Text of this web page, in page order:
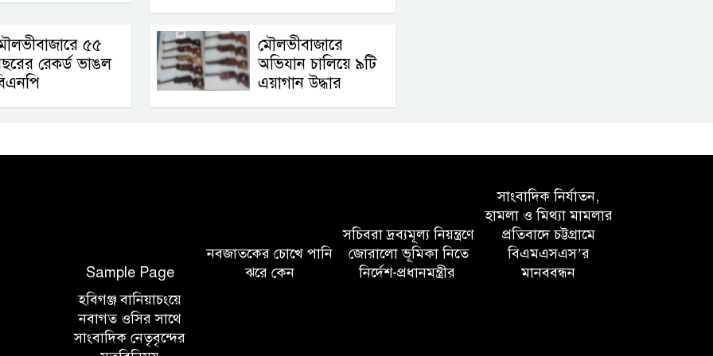
৫৫
রেকর্ড ভাঙল
মৌলভীবাজারে
অভিযান চালিয়ে ৯টি
এয়াগান উদ্ধার
Sample Page
নবজাতকের চোখে পানি
ঝরে কেন
সচিবরা দ্রব্যমূল্য নিয়ন্ত্রণে
জোরালো ভূমিকা নিতে
নির্দেশ-প্রধানমন্ত্রীর
সাংবাদিক নির্যাতন,
হামলা ও মিথ্যা মামলার
প্রতিবাদে চট্টগ্রামে
বিএমএসএস’র
মানববন্ধন
হবিগঞ্জ বানিয়াচংয়ে
নবাগত ওসির সাথে
সাংবাদিক নেতৃবৃন্দের